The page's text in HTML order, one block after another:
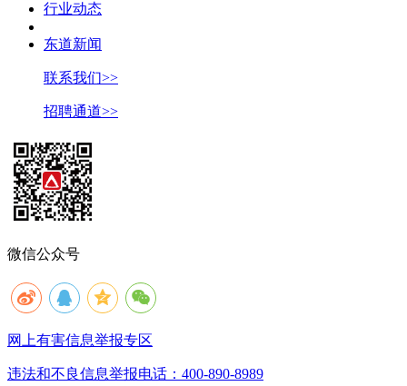
行业动态
东道新闻
联系我们>>
招聘通道>>
微信公众号
网上有害信息举报专区
违法和不良信息举报电话：400-890-8989